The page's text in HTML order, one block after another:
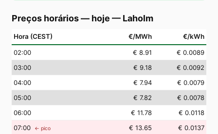
Preços horários — hoje — Laholm
Hora (CEST) €/MWh €/kWh
02:00 € 8.91
€ 0.0089
03:00 € 9.18
€ 0.0092
04:00 € 7.94
€ 0.0079
05:00 € 7.82
€ 0.0078
06:00 € 11.78
€ 0.0118
07:00 ← pico € 13.65
€ 0.0137